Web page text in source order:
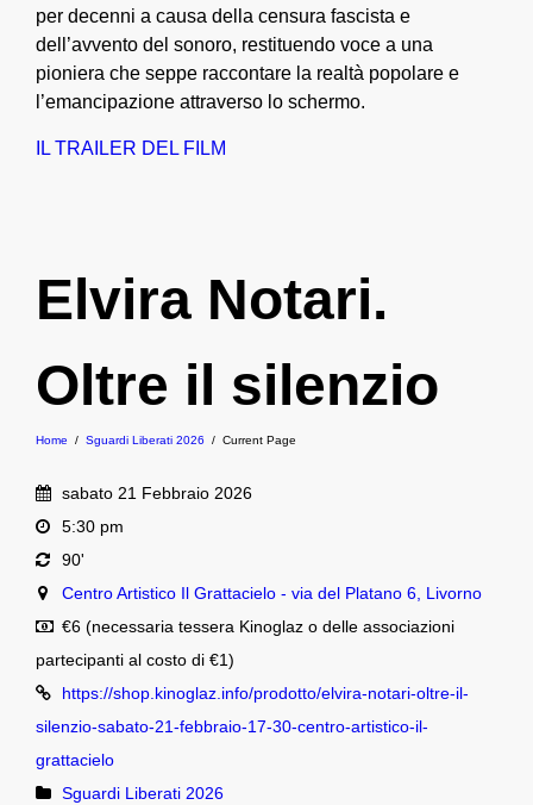
per decenni a causa della censura fascista e
dell’avvento del sonoro, restituendo voce a una
pioniera che seppe raccontare la realtà popolare e
l’emancipazione attraverso lo schermo.
IL TRAILER DEL FILM
Elvira Notari.
Oltre il silenzio
Home / Sguardi Liberati 2026 / Current Page
sabato 21 Febbraio 2026
5:30 pm
90'
Centro Artistico Il Grattacielo - via del Platano 6, Livorno
€6 (necessaria tessera Kinoglaz o delle associazioni
partecipanti al costo di €1)
https://shop.kinoglaz.info/prodotto/elvira-notari-oltre-il-
silenzio-sabato-21-febbraio-17-30-centro-artistico-il-
grattacielo
Sguardi Liberati 2026